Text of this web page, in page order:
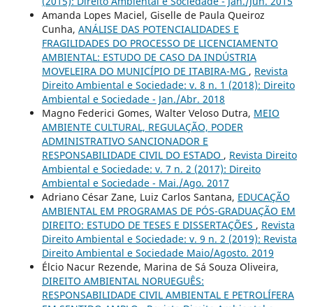
Amanda Lopes Maciel, Giselle de Paula Queiroz
Cunha, ANÁLISE DAS POTENCIALIDADES E
FRAGILIDADES DO PROCESSO DE LICENCIAMENTO
AMBIENTAL: ESTUDO DE CASO DA INDÚSTRIA
MOVELEIRA DO MUNICÍPIO DE ITABIRA-MG , Revista
Direito Ambiental e Sociedade: v. 8 n. 1 (2018): Direito
Ambiental e Sociedade - Jan./Abr. 2018
Magno Federici Gomes, Walter Veloso Dutra, MEIO
AMBIENTE CULTURAL, REGULAÇÃO, PODER
ADMINISTRATIVO SANCIONADOR E
RESPONSABILIDADE CIVIL DO ESTADO , Revista Direito
Ambiental e Sociedade: v. 7 n. 2 (2017): Direito
Ambiental e Sociedade - Mai./Ago. 2017
Adriano César Zane, Luiz Carlos Santana, EDUCAÇÃO
AMBIENTAL EM PROGRAMAS DE PÓS-GRADUAÇÃO EM
DIREITO: ESTUDO DE TESES E DISSERTAÇÕES , Revista
Direito Ambiental e Sociedade: v. 9 n. 2 (2019): Revista
Direito Ambiental e Sociedade Maio/Agosto. 2019
Élcio Nacur Rezende, Marina de Sá Souza Oliveira,
DIREITO AMBIENTAL NORUEGUÊS:
RESPONSABILIDADE CIVIL AMBIENTAL E PETROLÍFERA